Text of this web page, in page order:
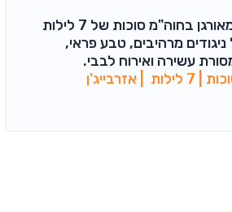
הצטרפו אלינו לטיול מאורגן בחוה"מ סוכות של 7 לילות
מרהיבים, טבע פראי,
עשירה ואירוח לבבי.